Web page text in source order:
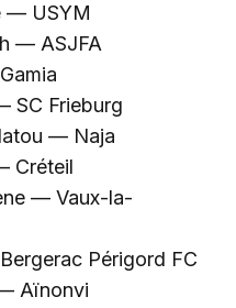
— USYM
— ASJFA
SC Frieburg
— Naja
Créteil
— Vaux-la-
Périgord FC
Aïnonvi